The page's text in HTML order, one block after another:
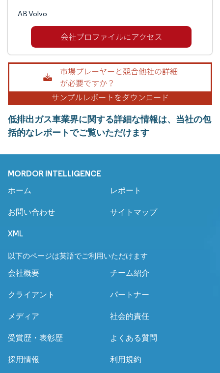
AB Volvo
低排出ガス車業界に関する詳細な情報は、当社の包
括的なレポートでご覧いただけます
MORDOR INTELLIGENCE
ホーム レポート
お問い合わせ サイトマップ
XML
以下のページは英語でご利用いただけます
会社概要 チーム紹介
クライアント パートナー
メディア 社会的責任
受賞歴・表彰歴 よくある質問
採用情報 利用規約